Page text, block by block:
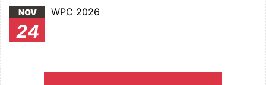
NOV
24
WPC 2026